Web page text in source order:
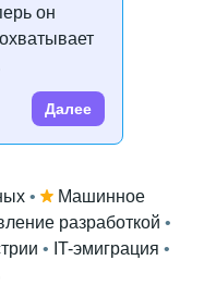
он
Далее
•
Машинное
разработкой
• IT-эмиграция